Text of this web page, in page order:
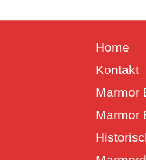
Home
Kontakt
Marmor
Marmor